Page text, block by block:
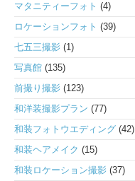
マタニティーフォト (4)
ロケーションフォト (39)
七五三撮影 (1)
写真館 (135)
前撮り撮影 (123)
和洋装撮影プラン (77)
和装フォトウエディング (42)
和装ヘアメイク (15)
和装ロケーション撮影 (37)